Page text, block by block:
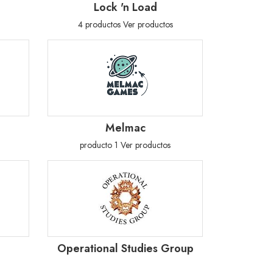
Lock 'n Load
4 productos Ver productos
Melmac
producto 1 Ver productos
Operational Studies Group